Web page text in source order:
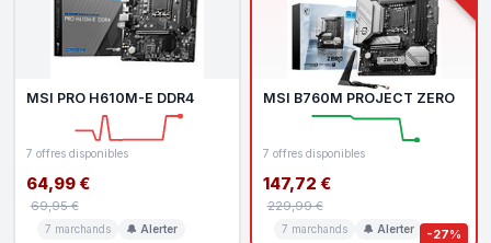
MSI PRO H610M-E DDR4
7 offres disponibles
64,99 €
69,95 €
7 marchands 🔔 Alerter -27%
MSI B760M PROJECT ZERO
7 offres disponibles
147,72 €
229,99 €
7 marchands 🔔 Alerter